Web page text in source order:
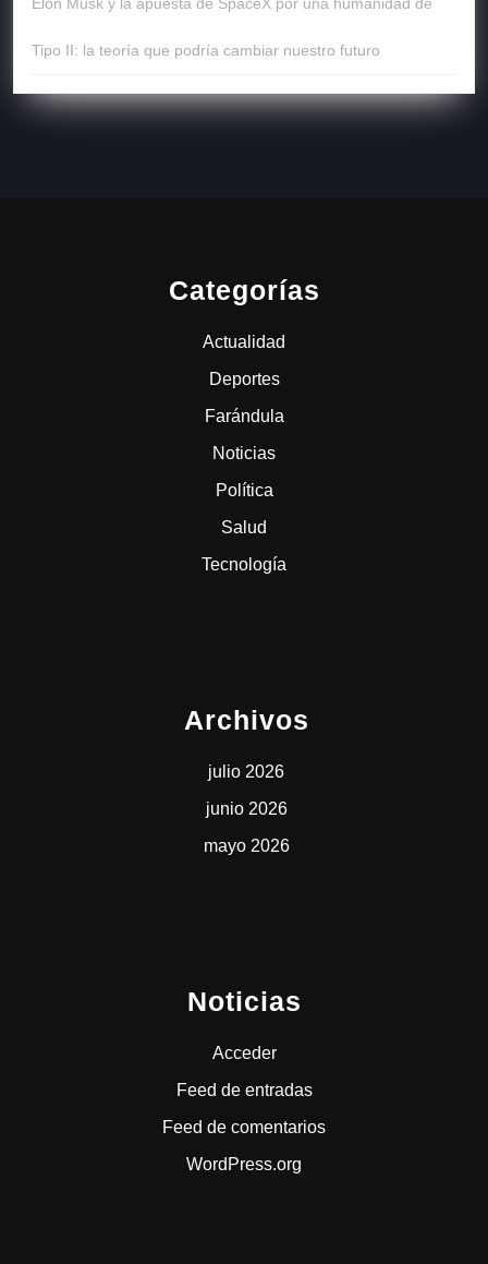
Tipo II: la teoría que podría cambiar nuestro futuro
Categorías
Actualidad
Deportes
Farándula
Noticias
Política
Salud
Tecnología
Archivos
julio 2026
junio 2026
mayo 2026
Noticias
Acceder
Feed de entradas
Feed de comentarios
WordPress.org